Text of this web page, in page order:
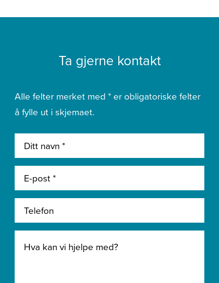
Ta gjerne kontakt
Alle felter merket med * er obligatoriske felter
å fylle ut i skjemaet.